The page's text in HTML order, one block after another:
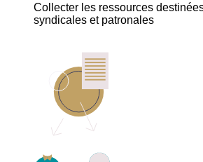
Collecter les ressources
syndicales et patronales